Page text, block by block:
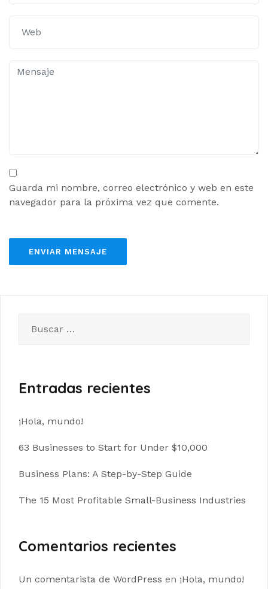
Guarda mi nombre, correo electrónico y web en este
navegador para la próxima vez que comente.
Entradas recientes
¡Hola, mundo!
63 Businesses to Start for Under $10,000
Business Plans: A Step-by-Step Guide
The 15 Most Profitable Small-Business Industries
Comentarios recientes
Un comentarista de WordPress en ¡Hola, mundo!